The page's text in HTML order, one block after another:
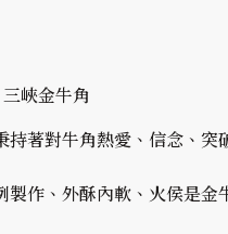
著對牛角熱愛、信念、突
作、外酥內軟、火侯是